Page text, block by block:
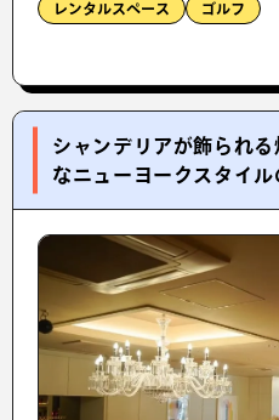
レンタルスペース ゴルフ
シャンデリアが飾られ
なニューヨークスタイル